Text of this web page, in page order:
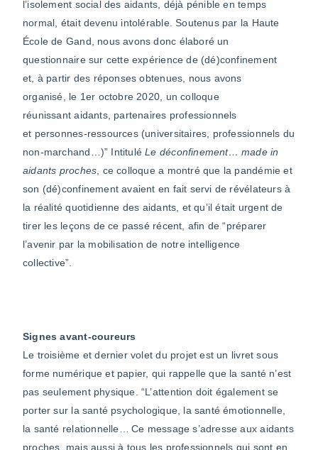
l’isolement social des aidants, déjà pénible en temps
normal, était devenu intolérable. Soutenus par la Haute
École de Gand, nous avons donc élaboré un
questionnaire sur cette expérience de (dé)confinement
et, à partir des réponses obtenues, nous avons
organisé, le 1er octobre 2020, un colloque
réunissant aidants, partenaires professionnels
et personnes-ressources (universitaires, professionnels du
non-marchand…)” IntituléLe déconfinement… made in
aidants proches , ce colloque a montré que la pandémie et
son (dé)confinement avaient en fait servi de révélateurs à
la réalité quotidienne des aidants, et qu’il était urgent de
tirer les leçons de ce passé récent, afin de “préparer
l’avenir par la mobilisation de notre intelligence
collective”.
Signes avant-coureurs
Le troisième et dernier volet du projet est un livret sous
forme numérique et papier, qui rappelle que la santé n’est
pas seulement physique. “L’attention doit également se
porter sur la santé psychologique, la santé émotionnelle,
la santé relationnelle… Ce message s’adresse aux aidants
proches, mais aussi à tous les professionnels qui sont en